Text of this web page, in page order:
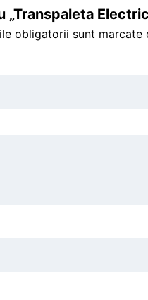
obligatorii sunt marcate